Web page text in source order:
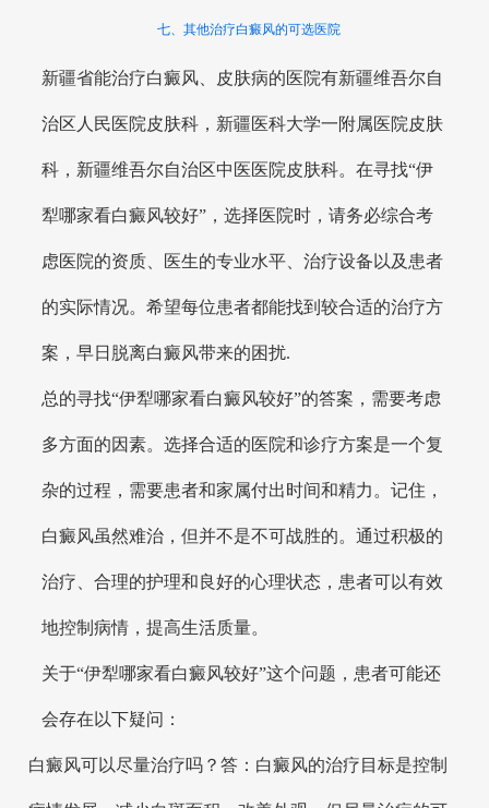
七、其他治疗白癜风的可选医院
新疆省能治疗白癜风、皮肤病的医院有新疆维吾尔自
治区人民医院皮肤科，新疆医科大学一附属医院皮肤
科，新疆维吾尔自治区中医医院皮肤科。在寻找“伊
犁哪家看白癜风较好”，选择医院时，请务必综合考
虑医院的资质、医生的专业水平、治疗设备以及患者
的实际情况。希望每位患者都能找到较合适的治疗方
案，早日脱离白癜风带来的困扰.
总的寻找“伊犁哪家看白癜风较好”的答案，需要考虑
多方面的因素。选择合适的医院和诊疗方案是一个复
杂的过程，需要患者和家属付出时间和精力。记住，
白癜风虽然难治，但并不是不可战胜的。通过积极的
治疗、合理的护理和良好的心理状态，患者可以有效
地控制病情，提高生活质量。
关于“伊犁哪家看白癜风较好”这个问题，患者可能还
会存在以下疑问：
白癜风可以尽量治疗吗？答：白癜风的治疗目标是控制